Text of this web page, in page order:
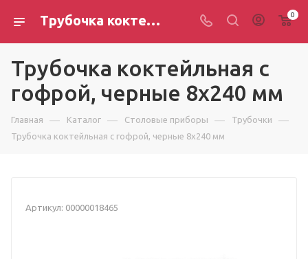
Трубочка коктейльная с гофрой, черные 8х240 мм 0
Трубочка коктейльная с
гофрой, черные 8х240 мм
Главная — Каталог — Столовые приборы — Трубочки —
Трубочка коктейльная с гофрой, черные 8х240 мм
Артикул: 00000018465